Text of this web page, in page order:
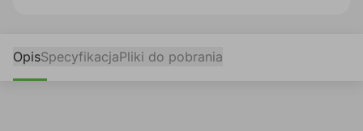
OpisSpecyfikacjaPliki do pobrania